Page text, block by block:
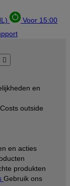
Voor 15:00

en
outside
en acties
produkten
Gebruik ons